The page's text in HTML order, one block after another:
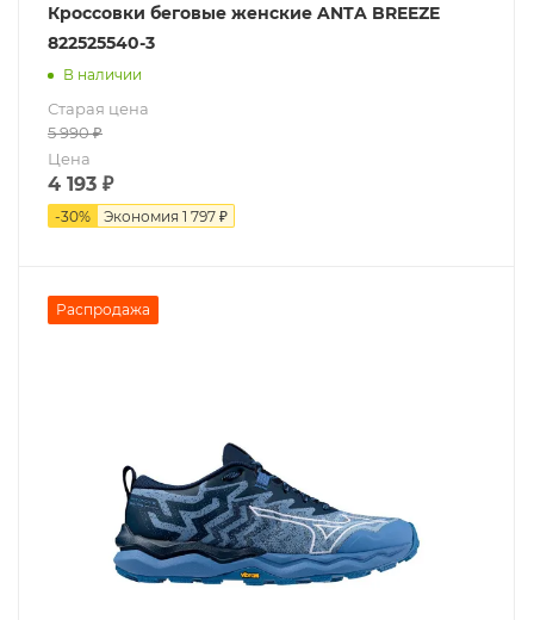
Кроссовки беговые женские ANTA BREEZE
822525540-3
В наличии
Старая цена
5 990₽
Цена
4 193 ₽
-30% Экономия 1 797 ₽
Распродажа